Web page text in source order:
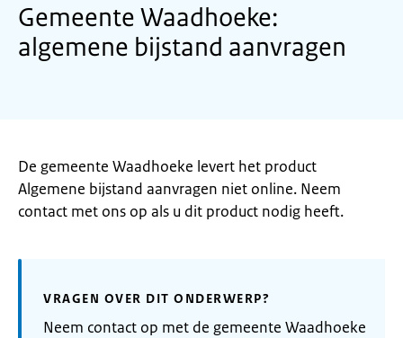
Gemeente Waadhoeke:
algemene bijstand aanvragen
De gemeente Waadhoeke levert het product
Algemene bijstand aanvragen niet online. Neem
contact met ons op als u dit product nodig heeft.
VRAGEN OVER DIT ONDERWERP?
Neem contact op met de gemeente Waadhoeke